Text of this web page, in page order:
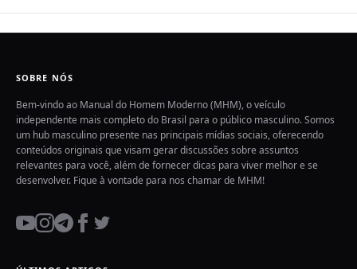
SOBRE NÓS
Bem-vindo ao Manual do Homem Moderno (MHM), o veículo
independente mais completo do Brasil para o público masculino. Somos
um hub masculino presente nas principais mídias sociais, oferecendo
conteúdos originais que visam gerar discussões sobre assuntos
relevantes para você, além de fornecer dicas para viver melhor e se
desenvolver. Fique à vontade para nos chamar de MHM!